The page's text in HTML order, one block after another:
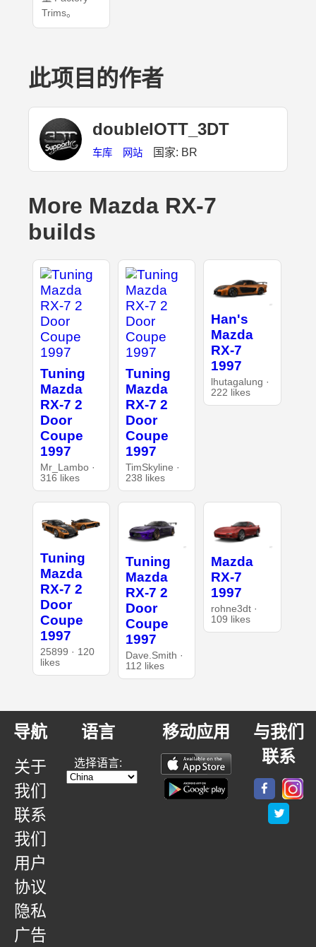
Trims。
此项目的作者
doubleIOTT_3DT
车库 网站 国家: BR
More Mazda RX-7
builds
Tuning
Mazda
RX-7 2
Door
Coupe
1997
Mr_Lambo ·
316 likes
Tuning
Mazda
RX-7 2
Door
Coupe
1997
TimSkyline ·
238 likes
Han's
Mazda
RX-7
1997
lhutagalung ·
222 likes
Tuning
Mazda
RX-7 2
Door
Coupe
1997
25899 · 120
likes
Tuning
Mazda
RX-7 2
Door
Coupe
1997
Dave.Smith ·
112 likes
Mazda
RX-7
1997
rohne3dt ·
109 likes
导航
关于
我们
联系
我们
用户
协议
隐私
广告
语言
选择语言:
移动应用
与我们
联系